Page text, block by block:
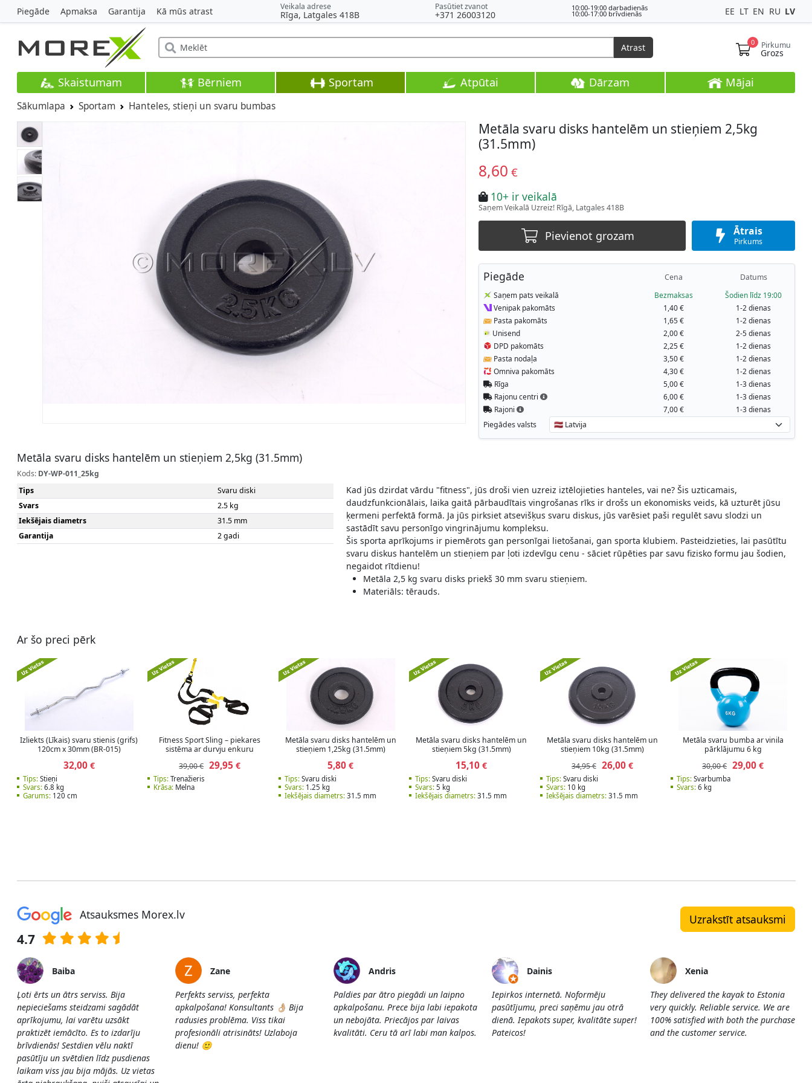
Piegāde Apmaksa Garantija Kā mūs atrast Veikala adrese
Rīga, Latgales 418B
Pasūtiet zvanot
+371 26003120
10:00-19:00 darbadienās
10:00-17:00 brīvdienās EE LT EN RU LV
0 Pirkumu
Grozs
Atrast
Skaistumam Bērniem Sportam Atpūtai Dārzam Mājai
Sākumlapa Sportam Hanteles, stieņi un svaru bumbas
Metāla svaru disks hantelēm un stieņiem 2,5kg
(31.5mm)
8,60 €
10+ ir veikalā
Saņem Veikalā Uzreiz! Rīgā, Latgales 418B
Pievienot grozam Ātrais
Pirkums
Piegāde Cena Datums
Saņem pats veikalā Bezmaksas
Šodien līdz 19:00
Venipak pakomāts
1,40 €
1-2 dienas
Pasta pakomāts
1,65 €
1-2 dienas
Unisend
2,00 €
2-5 dienas
DPD pakomāts
2,25 €
1-2 dienas
Pasta nodaļa
3,50 €
1-2 dienas
Omniva pakomāts
4,30 €
1-2 dienas
Rīga
5,00 €
1-3 dienas
Rajonu centri
6,00 €
1-3 dienas
Rajoni
7,00 € 1-3 dienas
Piegādes valsts
Metāla svaru disks hantelēm un stieņiem 2,5kg (31.5mm)
Kods: DY-WP-011_25kg
Tips
Svaru diski
Svars
2.5 kg
Iekšējais diametrs
31.5 mm
Garantija
2 gadi
Kad jūs dzirdat vārdu "fitness", jūs droši vien uzreiz iztēlojieties hanteles, vai ne? Šis uzticamais,
daudzfunkcionālais, laika gaitā pārbaudītais vingrošanas rīks ir drošs un ekonomisks veids, kā uzturēt jūsu
ķermeni perfektā formā. Ja jūs pirksiet atsevišķus svaru diskus, jūs varēsiet paši regulēt savu slodzi un
sastādīt savu personīgo vingrinājumu kompleksu.
Šis sporta aprīkojums ir piemērots gan personīgai lietošanai, gan sporta klubiem. Pasteidzieties, lai pasūtītu
svaru diskus hantelēm un stieņiem par ļoti izdevīgu cenu - sāciet rūpēties par savu fizisko formu jau šodien,
negaidot rītdienu!
Metāla 2,5 kg svaru disks priekš 30 mm svaru stieņiem.
Materiāls: tērauds.
Ar šo preci pērk
Izliekts (Līkais) svaru stienis (grifs)
120cm x 30mm (BR-015)
32,00€
Tips:Stieņi
Svars:6.8 kg
Garums:120 cm
Fitness Sport Sling – piekares
sistēma ar durvju enkuru
39,00 € 29,95 €
Tips: Trenažieris
Krāsa: Melna
Metāla svaru disks hantelēm un
stieņiem 1,25kg (31.5mm)
5,80 €
Tips:Svaru diski
Svars:1.25 kg
Iekšējais diametrs:31.5 mm
Metāla svaru disks hantelēm un
stieņiem 5kg (31.5mm)
15,10 €
Tips: Svaru diski
Svars: 5 kg
Iekšējais diametrs: 31.5 mm
Metāla svaru disks hantelēm un
stieņiem 10kg (31.5mm)
34,95 € 26,00€
Tips:Svaru diski
Svars:10 kg
Iekšējais diametrs:31.5 mm
Metāla svaru bumba ar vinila
pārklājumu 6 kg
30,00 € 29,00 €
Tips: Svarbumba
Svars: 6 kg
Atsauksmes Morex.lv
4.7
Uzrakstīt atsauksmi
Baiba
Ļoti ērts un ātrs serviss. Bija
nepieciešams steidzami sagādāt
aprīkojumu, lai varētu uzsākt
praktizēt iemācīto. Es to izdarīju
brīvdienās! Sestdien vēlu naktī
pasūtīju un svētdien līdz pusdienas
laikam viss jau bija mājās. Uz vietas
Zane
Perfekts serviss, perfekta
apkalpošana! Konsultants 👌🏼 Bija
radusies problēma. Viss tikai
profesionāli atrisināts! Uzlaboja
dienu! 🙂
Andris
Paldies par ātro piegādi un laipno
apkalpošanu. Prece bija labi iepakota
un nebojāta. Priecājos par laivas
kvalitāti. Ceru tā arī labi man kalpos.
Dainis
Iepirkos internetā. Noformēju
pasūtījumu, preci saņēmu jau otrā
dienā. Iepakots super, kvalitāte super!
Pateicos!
Xenia
They delivered the kayak to Estonia
very quickly. Reliable service. We are
100% satisfied with both the purchase
and the customer service.